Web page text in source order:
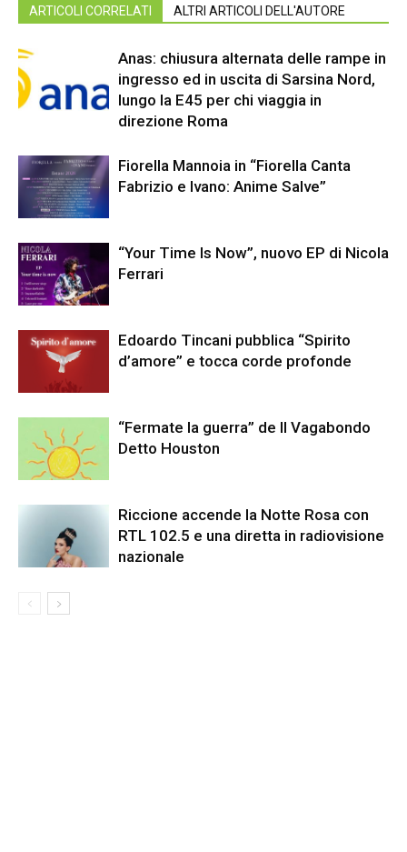
ARTICOLI CORRELATI ALTRI ARTICOLI DELL'AUTORE
Anas: chiusura alternata delle rampe in
ingresso ed in uscita di Sarsina Nord,
lungo la E45 per chi viaggia in
direzione Roma
Fiorella Mannoia in “Fiorella Canta
Fabrizio e Ivano: Anime Salve”
“Your Time Is Now”, nuovo EP di Nicola
Ferrari
Edoardo Tincani pubblica “Spirito
d’amore” e tocca corde profonde
“Fermate la guerra” de Il Vagabondo
Detto Houston
​Riccione accende la Notte Rosa con
RTL 102.5 e una diretta in radiovisione
nazionale